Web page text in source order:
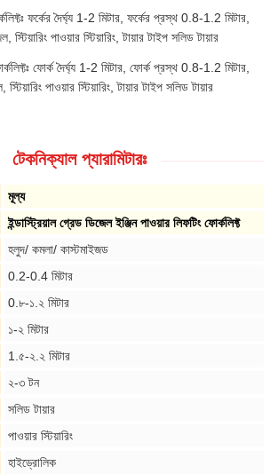
ফর্কের দৈর্ঘ্য 1-2 মিটার, ফর্কের প্রস্থ 0.8-1.2 মিটার,
স্টিয়ারিং পাওয়ার স্টিয়ারিং, টায়ার টাইপ সলিড টায়ার
ফোর্ক দৈর্ঘ্য 1-2 মিটার, ফোর্ক প্রস্থ 0.8-1.2 মিটার,
পাওয়ার স্টিয়ারিং, টায়ার টাইপ সলিড টায়ার
টেকনিক্যাল প্যারামিটারঃ
মূল্য
ইন্ডাস্ট্রিয়াল গ্রেড ডিজেল ইঞ্জিন পাওয়ার লিফটিং ফোর্কলিফ্ট
হলুদ/ কমলা/ কাস্টমাইজড
0.2-0.4 মিটার
0.৮-১.২ মিটার
১-২ মিটার
1.৫-২.২ মিটার
২-৩ টন
সলিড টায়ার
পাওয়ার স্টিয়ারিং
হাইড্রোলিক